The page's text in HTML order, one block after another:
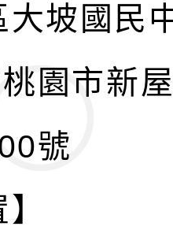
大坡國民
園市新
號